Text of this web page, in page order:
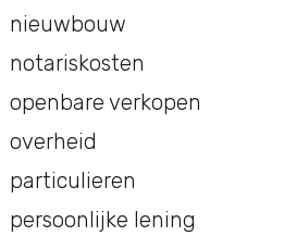
nieuwbouw
notariskosten
openbare verkopen
overheid
particulieren
persoonlijke lening